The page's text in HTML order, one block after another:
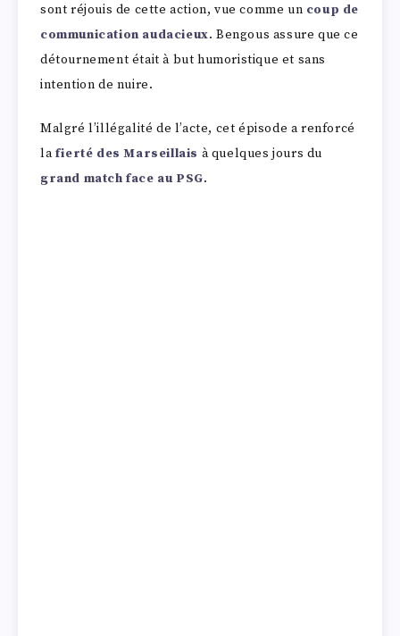
sont réjouis de cette action, vue comme un coup de
communication audacieux. Bengous assure que ce
détournement était à but humoristique et sans
intention de nuire.
Malgré l’illégalité de l’acte, cet épisode a renforcé
lafierté des Marseillais à quelques jours du
grand match face au PSG.